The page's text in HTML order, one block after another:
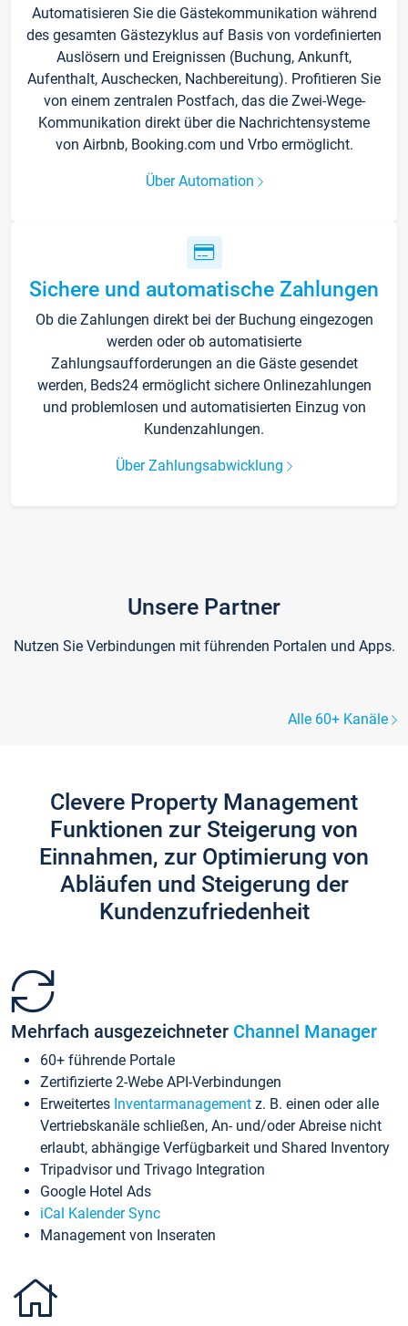
Automatisieren Sie die Gästekommunikation während
des gesamten Gästezyklus auf Basis von vordefinierten
Auslösern und Ereignissen (Buchung, Ankunft,
Aufenthalt, Auschecken, Nachbereitung). Profitieren Sie
von einem zentralen Postfach, das die Zwei-Wege-
Kommunikation direkt über die Nachrichtensysteme
von Airbnb, Booking.com und Vrbo ermöglicht.
Über Automation
Sichere und automatische Zahlungen
Ob die Zahlungen direkt bei der Buchung eingezogen
werden oder ob automatisierte
Zahlungsaufforderungen an die Gäste gesendet
werden, Beds24 ermöglicht sichere Onlinezahlungen
und problemlosen und automatisierten Einzug von
Kundenzahlungen.
Über Zahlungsabwicklung
Unsere Partner
Nutzen Sie Verbindungen mit führenden Portalen und Apps.
Alle 60+ Kanäle
Clevere Property Management
Funktionen zur Steigerung von
Einnahmen, zur Optimierung von
Abläufen und Steigerung der
Kundenzufriedenheit
Mehrfach ausgezeichneter Channel Manager
60+ führende Portale
Zertifizierte 2-Webe API-Verbindungen
Erweitertes Inventarmanagement z. B. einen oder alle
Vertriebskanäle schließen, An- und/oder Abreise nicht
erlaubt, abhängige Verfügbarkeit und Shared Inventory
Tripadvisor und Trivago Integration
Google Hotel Ads
iCal Kalender Sync
Management von Inseraten